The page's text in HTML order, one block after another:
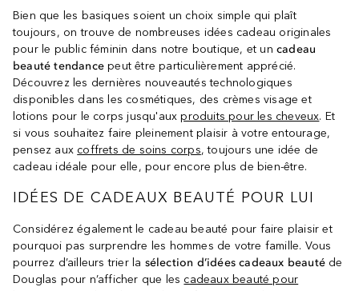
Bien que les basiques soient un choix simple qui plaît
toujours, on trouve de nombreuses idées cadeau originales
pour le public féminin dans notre boutique, et uncadeau
beauté tendance peut être particulièrement apprécié.
Découvrez les dernières nouveautés technologiques
disponibles dans les cosmétiques, des crèmes visage et
lotions pour le corps jusqu'auxproduits pour les cheveux. Et
si vous souhaitez faire pleinement plaisir à votre entourage,
pensez aux coffrets de soins corps, toujours une idée de
cadeau idéale pour elle, pour encore plus de bien-être.
IDÉES DE CADEAUX BEAUTÉ POUR LUI
Considérez également le cadeau beauté pour faire plaisir et
pourquoi pas surprendre les hommes de votre famille. Vous
pourrez d’ailleurs trier la sélection d’idées cadeaux beauté de
Douglas pour n’afficher que les cadeaux beauté pour